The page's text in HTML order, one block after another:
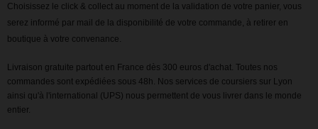
Choisissez le click & collect au moment de la validation de votre panier, vous
serez informé par mail de la disponibilité de votre commande, à retirer en
boutique à votre convenance.
Livraison gratuite partout en France dès 300 euros d'achat. Toutes nos
commandes sont expédiées sous 48h. Nos services de coursiers sur Lyon
ainsi qu'à l'international (UPS) nous permettent de vous livrer dans le monde
entier.